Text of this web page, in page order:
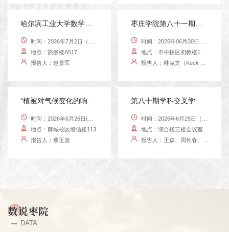
哈尔滨工业大学数学学院赵景军教授学术报告
时间：2026年7月2日（周四）15:00-17:00
地点：豁然楼A517
报告人：赵景军
时间：2026年06月30日（周二）09:00
地点：市中校区初教楼15511会议室
报告人：林克文（Keck Voon LING）博士
“植被对气候变化的响应与反馈”学术报告预告
时间：2026年6月26日(周五)上午9:30–10:30
地点：薛城校区增信楼113
报告人：燕玉超
第八十期学科交叉学术沙龙暨炭资源化利用与低碳清洁转化学术沙龙预告
时间：2026年6月25日（周四）15:00-17:00
地点：综合楼三楼会议室
报告人：王森、周长春、崔海涛、麻志浩
数说枣院
DATA